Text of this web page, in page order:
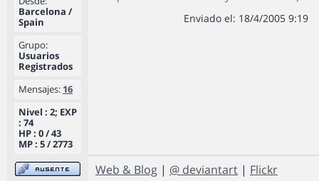
Barcelona /
Spain
Grupo:
Usuarios
Registrados
Mensajes: 16
Nivel : 2; EXP
: 74
HP : 0 / 43
MP : 5 / 2773
Enviado el: 18/4/2005 9:19
Web & Blog | @ deviantart | Flickr